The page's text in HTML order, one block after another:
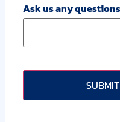
Ask us any